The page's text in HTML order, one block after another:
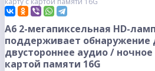
A6 2-мегапиксельная HD-
поддерживает
двустороннее аудио /
картой памяти 16G